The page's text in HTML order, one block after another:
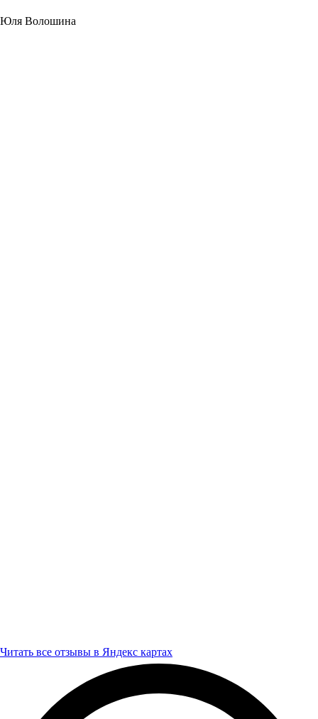
Юля Волошина
Читать все отзывы в Яндекс картах